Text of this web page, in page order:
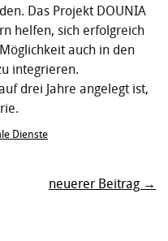
Das Projekt DOUNIA
helfen, sich erfolgreich
auch in den
integrieren.
drei Jahre angelegt ist,
Dienste
neuerer Beitrag →